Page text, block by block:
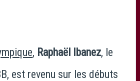
, Raphaël Ibanez, le
est revenu sur les débuts